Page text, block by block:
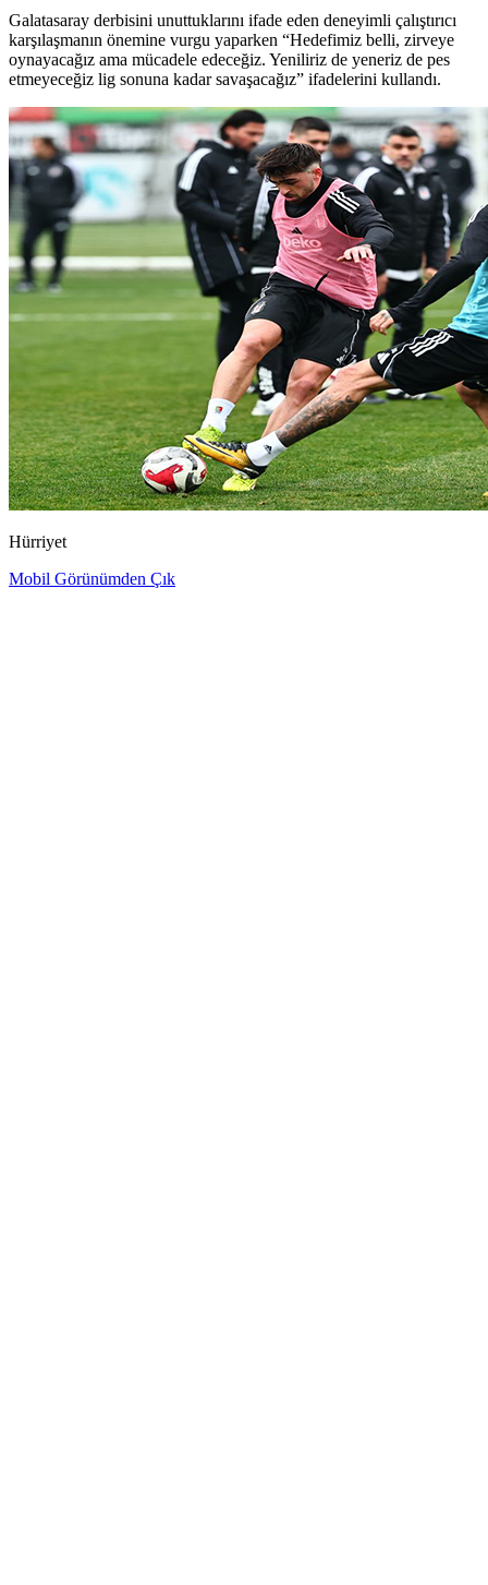
Galatasaray derbisini unuttuklarını ifade eden deneyimli çalıştırıcı
karşılaşmanın önemine vurgu yaparken “Hedefimiz belli, zirveye
oynayacağız ama mücadele edeceğiz. Yeniliriz de yeneriz de pes
etmeyeceğiz lig sonuna kadar savaşacağız” ifadelerini kullandı.
Hürriyet
Mobil Görünümden Çık